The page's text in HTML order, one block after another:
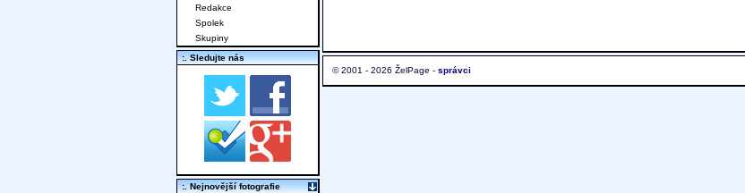
© 2001 - 2026 ŽelPage - správci
Redakce
Spolek
Skupiny
:. Sledujte nás
:. Nejnovější fotografie